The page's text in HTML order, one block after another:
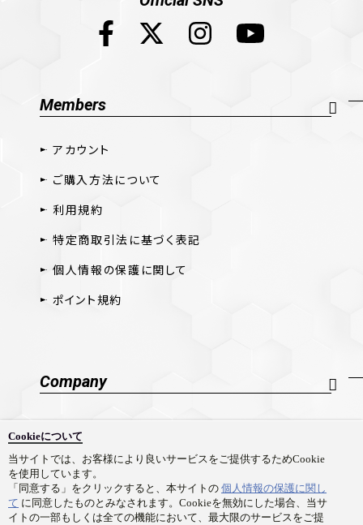
Cookieについて
当サイトでは、お客様により良いサービスをご提供するためCookie
を使用しています。
「同意する」をクリックすると、本サイトの 個人情報の保護に関し
て に同意したものとみなされます。Cookieを無効にした場合、当サ
イトの一部もしくは全ての機能において、最大限のサービスをご提
Members
アカウント
ご購入方法について
利用規約
特定商取引法に基づく表記
個人情報の保護に関して
ポイント規約
Company
採用情報
お問い合わせ